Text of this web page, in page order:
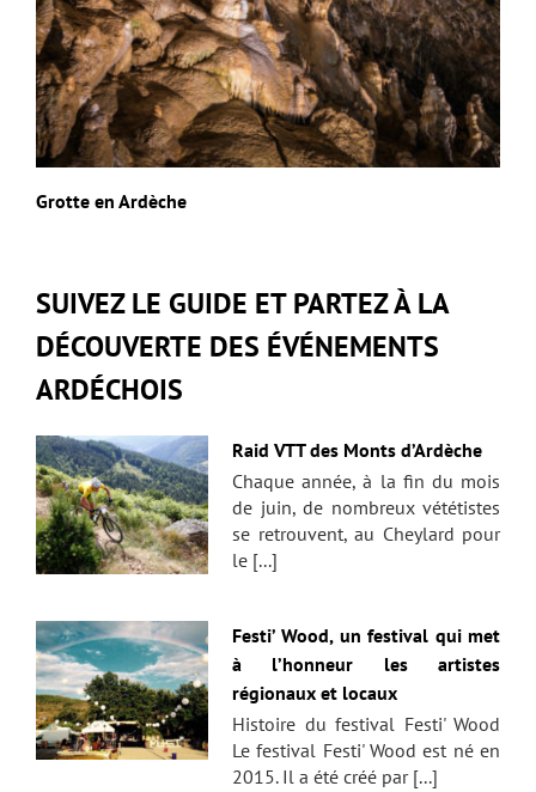
Grotte en Ardèche
SUIVEZ LE GUIDE ET PARTEZ À LA
DÉCOUVERTE DES ÉVÉNEMENTS
ARDÉCHOIS
Raid VTT des Monts d’Ardèche
Chaque année, à la fin du mois
de juin, de nombreux vététistes
se retrouvent, au Cheylard pour
le [...]
Festi’ Wood, un festival qui met
à l’honneur les artistes
régionaux et locaux
Histoire du festival Festi' Wood
Le festival Festi' Wood est né en
2015. Il a été créé par [...]